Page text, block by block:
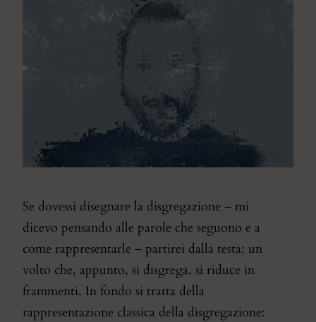
Se dovessi disegnare la disgregazione – mi
dicevo pensando alle parole che seguono e a
come rappresentarle – partirei dalla testa: un
volto che, appunto, si disgrega, si riduce in
frammenti. In fondo si tratta della
rappresentazione classica della disgregazione: